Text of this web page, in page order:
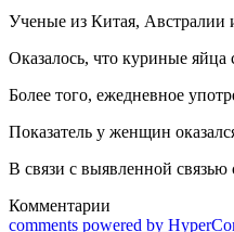
Ученые из Китая, Австралии
Оказалось, что куриные яйца
Более того, ежедневное
Показатель у женщин
В связи с выявленной связью
Комментарии
comments powered by